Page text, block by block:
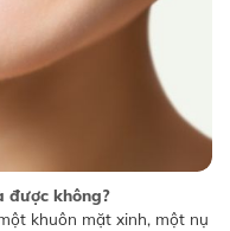
được không?
khuôn mặt xinh, một nụ